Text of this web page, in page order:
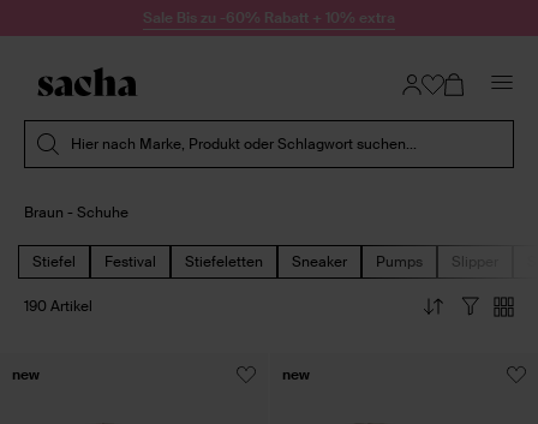
Zum Inhalt springenSale Bis zu -60% Rabatt + 10% extra
Hier nach Marke, Produkt oder Schlagwort suchen...
Braun - Schuhe
Stiefel Festival Stiefeletten Sneaker Pumps Slipper
190 Artikel
new new